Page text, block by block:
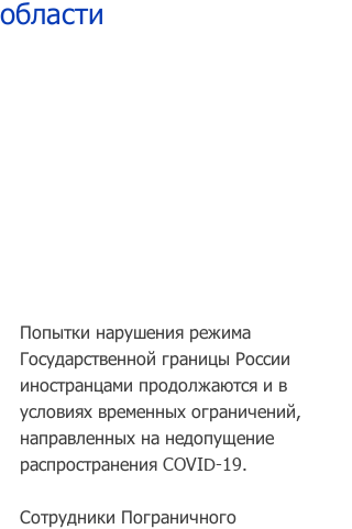
области
Попытки нарушения режима
Государственной границы России
иностранцами продолжаются и в
условиях временных ограничений,
направленных на недопущение
распространения COVID-19.
Сотрудники Пограничного